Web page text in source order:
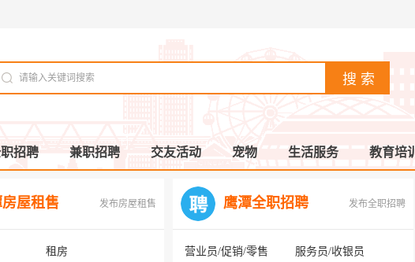
招聘 兼职招聘 交友活动 宠物 生活服务 教育培训
屋租售 发布房屋租售
租房
鹰潭全职招聘 发布全职招聘
营业员/促销/零售 服务员/收银员